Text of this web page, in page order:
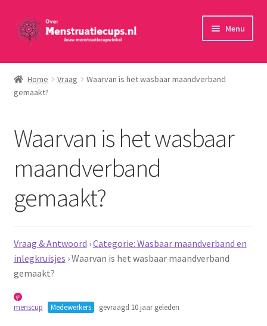
Ga
door
navigatie
Ga
naar
inhoud
Menu
Home
30 minuten persoonlijk advies
Menstruatiedisks
Menstruatiesponsjes
Toebehoren
Voordeelpakketten
Home Vraag
Waarvan is het wasbaar maandverband
gemaakt?
Waarvan is het wasbaar
maandverband
gemaakt?
Vraag & Antwoord ›Categorie: Wasbaar maandverband en
inlegkruisjes ›Waarvan is het wasbaar maandverband
gemaakt?
menscup Medewerkers gevraagd 10 jaar geleden